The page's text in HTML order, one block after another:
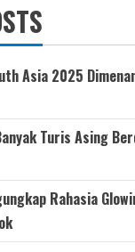
Asia 2025
Turis Asing
Rahasia